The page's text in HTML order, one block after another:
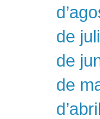
de
de
de